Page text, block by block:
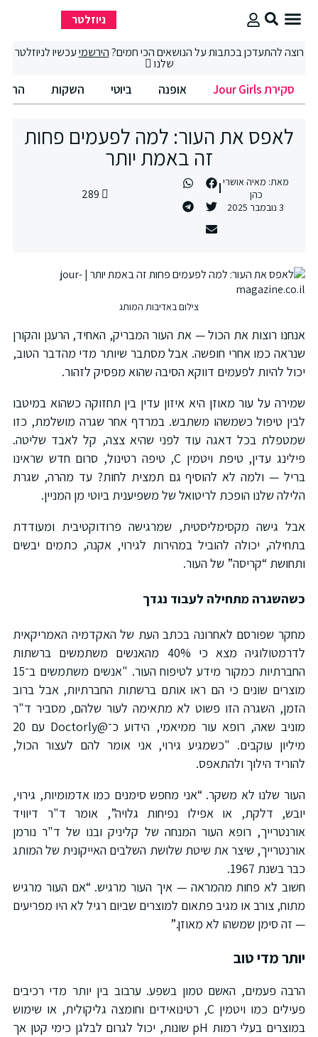
ניוזלטר
רוצה להתעדכן בכתבות על הנושאים הכי חמים?הירשמיעכשיו לניוזלטר
שלנו
סקירת Jour Girls אופנה ביוטי השקות
לאפס את העור: למה לפעמים פחות
זה באמת יותר
מאת: מאיה אושרי
כהן
3 נובמבר 2025
צילום באדיבות המותג
אנחנו רוצות את הכול — את העור המבריק, האחיד, הרענן והקורן
שנראה כמו אחרי חופשה. אבל מסתבר שיותר מדי מהדבר הטוב,
יכול להיות לפעמים דווקא הסיבה שהוא מפסיק לזהור.
שמירה על עור מאוזן היא איזון עדין בין תחזוקה כשהוא במיטבו
לבין טיפול כשמשהו משתבש. במרדף אחר שגרה מושלמת, כזו
שמטפלת בכל דאגה עוד לפני שהיא צצה, קל לאבד שליטה.
פילינג עדין, טיפת ויטמין C, טיפה רטינול, סרום חדש שראינו
בריל — ולמה לא להוסיף גם תמצית לחות? עד מהרה, שגרת
הלילה שלנו הופכת לריטואל של משפיענית ביוטי מן המניין.
אבל גישה מקסימליסטית, שמרגישה פרודוקטיבית ומעודדת
בתחילה, יכולה להוביל במהירות לגירוי, אקנה, כתמים יבשים
ותחושת “קריסה” של העור.
כשהשגרה מתחילה לעבוד נגדך
מחקר שפורסם לאחרונה בכתב העת של האקדמיה האמריקאית
לדרמטולוגיה מצא כי 40% מהאנשים משתמשים ברשתות
החברתיות כמקור מידע לטיפוח העור. "אנשים משתמשים ב־15
מוצרים שונים כי הם ראו אותם ברשתות החברתיות, אבל ברוב
הזמן, השגרה הזו פשוט לא מתאימה לעור שלהם, מסביר ד"ר
מוניב שאה, רופא עור ממיאמי, הידוע כ־@Doctorly עם 20
מיליון עוקבים. "כשמגיע גירוי, אני אומר להם לעצור הכול,
להוריד הילוך ולהתאפס.
העור שלנו לא משקר. “אני מחפש סימנים כמו אדמומיות, גירוי,
יובש, דלקת, או אפילו נפיחות גלויה”, אומר ד"ר דיוויד
אורנטרייך, רופא העור המנחה של קליניק ובנו של ד"ר נורמן
אורנטרייך, שיצר את שיטת שלושת השלבים האייקונית של המותג
כבר בשנת 1967.
חשוב לא פחות מהמראה — איך העור מרגיש. “אם העור מרגיש
מתוח, צורב או מגיב פתאום למוצרים שביום רגיל לא היו מפריעים
— זה סימן שמשהו לא מאוזן.”
יותר מדי טוב
הרבה פעמים, האשם טמון בשפע. ערבוב בין יותר מדי רכיבים
פעילים כמו ויטמין C, רטינואידים וחומצה גליקולית, או שימוש
במוצרים בעלי רמות pH שונות, יכול לגרום לבלגן כימי קטן אך